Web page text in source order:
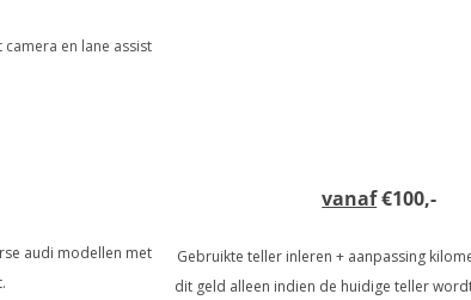
en lane assist
audi modellen met
vanaf€100,-
Gebruikte teller inleren + aanpassing
dit geld alleen indien de huidige teller